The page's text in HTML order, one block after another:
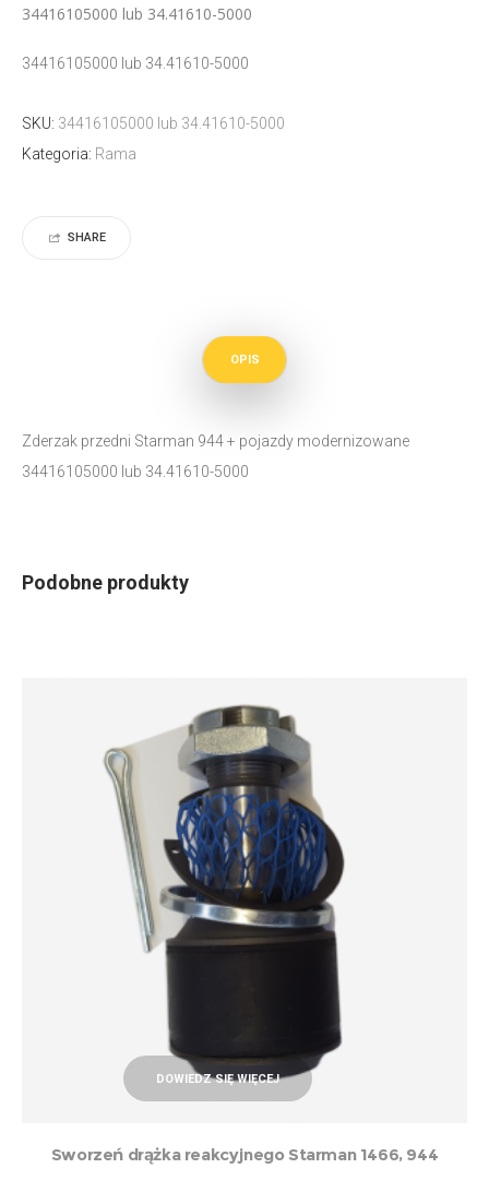
34416105000 lub 34.41610-5000
34416105000 lub 34.41610-5000
SKU: 34416105000 lub 34.41610-5000
Kategoria: Rama
SHARE
OPIS
Zderzak przedni Starman 944 + pojazdy modernizowane
34416105000 lub 34.41610-5000
Podobne produkty
DOWIEDZ SIĘ WIĘCEJ
Sworzeń drążka reakcyjnego Starman 1466, 944